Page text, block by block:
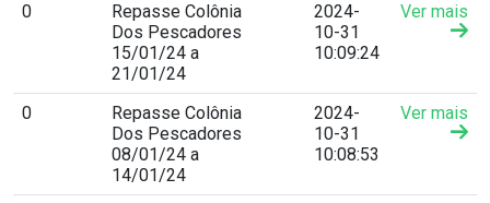
0
Repasse Colônia
Dos Pescadores
15/01/24 a
21/01/24
2024-
10-31
10:09:24
Ver mais
0
Repasse Colônia
Dos Pescadores
08/01/24 a
14/01/24
2024-
10-31
10:08:53
Ver mais